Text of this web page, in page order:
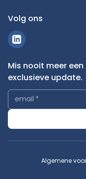
Volg ons
Mis nooit meer
exclusieve update.
email *
Algemene